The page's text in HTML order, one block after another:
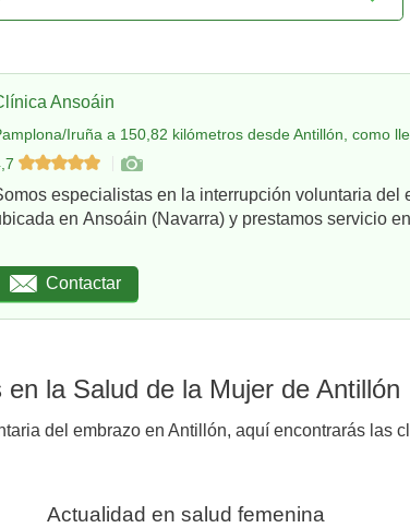
Ansoáin
Iruña a 150,82 kilómetros desde Antillón, como
especialistas en la interrupción voluntaria del
en Ansoáin (Navarra) y prestamos servicio
Contactar
la Salud de la Mujer de Antillón
del embrazo en Antillón, aquí encontrarás las
Actualidad en salud femenina